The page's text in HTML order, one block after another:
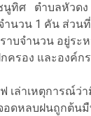
ทิศ ตำบลหัวดง
ำนวน 1 คัน ส่ว
บจำนวน อยู่ระ
ครอง และองค์ก
เล่าเหตุการณ์
อดหลบฝนถูกต้น